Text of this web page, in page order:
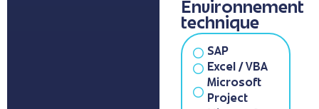
Environnement
technique
SAP
Excel / VBA
Microsoft
Project